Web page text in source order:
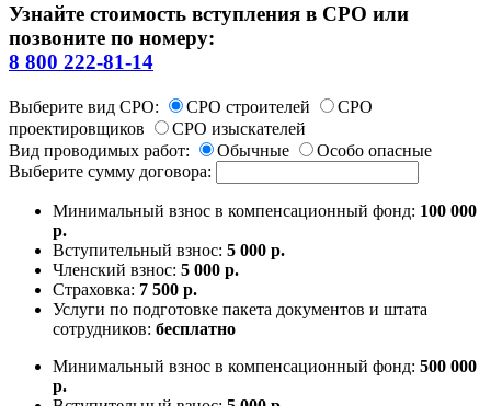
Узнайте стоимость вступления в СРО или
позвоните по номеру:
8 800 222-81-14
Выберите вид СРО: СРО строителей
СРО
проектировщиков
СРО изыскателей
Вид проводимых работ:
Обычные
Особо опасные
Выберите сумму договора:
Минимальный взнос в компенсационный фонд: 100 000
р.
Вступительный взнос: 5 000 р.
Членский взнос: 5 000 р.
Страховка: 7 500 р.
Услуги по подготовке пакета документов и штата
сотрудников: бесплатно
Минимальный взнос в компенсационный фонд: 500 000
р.